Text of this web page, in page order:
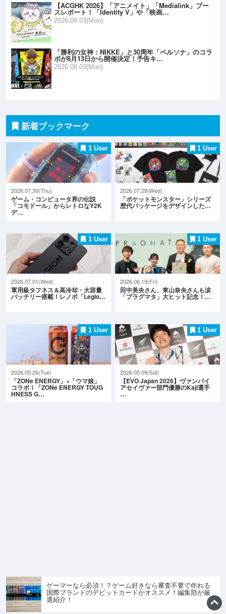
【ACGHK 2026】「アニメイト」「Medialink」ブー
スレポート！「Identity V」や「映画…
2026.08.03(Mon)
「勝利の女神：NIKKE」と30周年「ペルソナ」のコラ
ボが8月13日から開催決定！予告キ…
2026.08.03(Mon)
新着ブックマーク
1 User
2026.07.30(Thu)
ゲーム・コンピュータ界の伝説
「コモドール」からレトロなY2K
デ…
1 User
2026.07.29(Wed)
「ポケットモンスター」シリーズ
歴代パッケージをデザインした…
1 User
2026.07.01(Wed)
軍用級タフネス＆高冷却・大容量
バッテリー搭載！レノボ「Legio…
1 User
2026.06.19(Fri)
田中美央さん、東山奈央さんも涙
「プラグマタ」大ヒット記念！…
1 User
2026.05.26(Tue)
「ZONe ENERGY」×「ウマ娘」
コラボ！「ZONe ENERGY TOUG
HNESS G…
1 User
2026.05.09(Sat)
【EVO Japan 2026】ヴァンパイ
アセイヴァー部門優勝のKaji選手
…
ゲーマーなら必須！？ゲーム好きなら審査不要で作れる
国際ブランドのデビットカードがオススメ！編集部が厳
選紹介！